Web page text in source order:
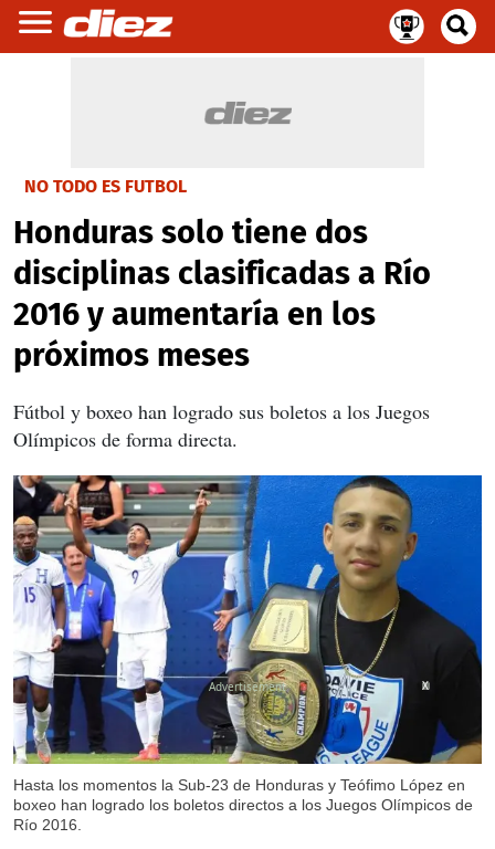
NO TODO ES FUTBOL
Honduras solo tiene dos
disciplinas clasificadas a Río
2016 y aumentaría en los
próximos meses
Fútbol y boxeo han logrado sus boletos a los Juegos
Olímpicos de forma directa.
Hasta los momentos la Sub-23 de Honduras y Teófimo López en
boxeo han logrado los boletos directos a los Juegos Olímpicos de
Río 2016.
X